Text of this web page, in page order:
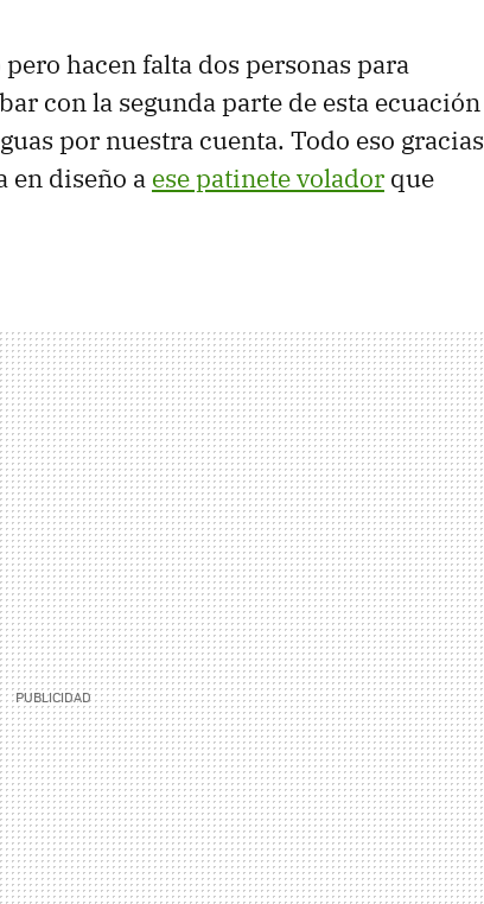
hacen falta dos personas para
con la segunda parte de esta ecuación
por nuestra cuenta. Todo eso gracias
en diseño a ese patinete volador que